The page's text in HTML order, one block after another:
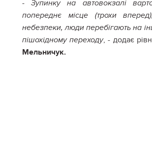
- Зупинку на автовокзалі
попереднє місце (трохи
небезпеки, люди перебігають на
пішохідному переходу, - додає
Мельничук.